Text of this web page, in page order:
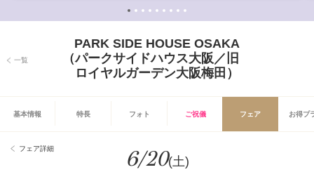
一覧
PARK SIDE HOUSE OSAKA
（パークサイドハウス大阪／旧
ロイヤルガーデン大阪梅田）
基本情報 特長 フォト ご祝儀 フェア お得プ
フェア詳細 6/20(土)